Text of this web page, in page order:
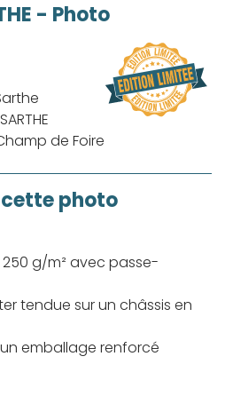
- Photo
de Foire
photo
g/m² avec passe-
tendue sur un châssis en
emballage renforcé